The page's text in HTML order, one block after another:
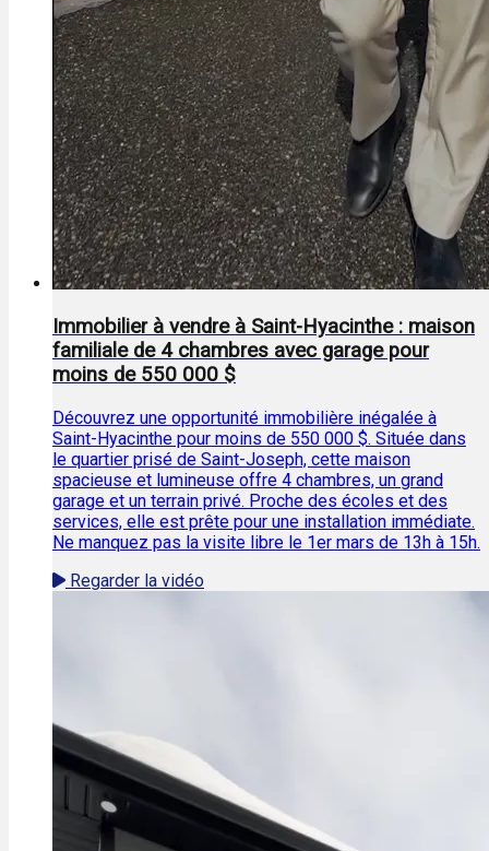
Immobilier à vendre à Saint-Hyacinthe : maison
familiale de 4 chambres avec garage pour
moins de 550 000 $
Découvrez une opportunité immobilière inégalée à
Saint-Hyacinthe pour moins de 550 000 $. Située dans
le quartier prisé de Saint-Joseph, cette maison
spacieuse et lumineuse offre 4 chambres, un grand
garage et un terrain privé. Proche des écoles et des
services, elle est prête pour une installation immédiate.
Ne manquez pas la visite libre le 1er mars de 13h à 15h.
Regarder la vidéo